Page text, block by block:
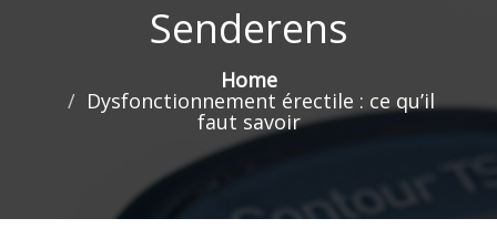
Senderens
Home
Dysfonctionnement érectile : ce qu’il
faut savoir